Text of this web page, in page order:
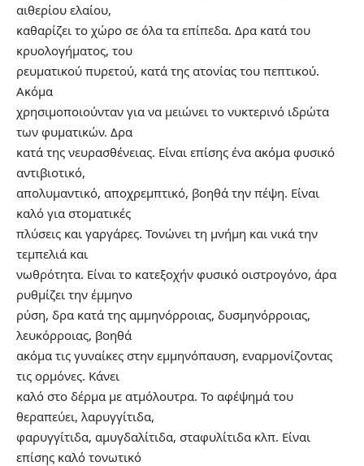
αιθερίου ελαίου,
καθαρίζει το χώρο σε όλα τα επίπεδα. Δρα κατά του
κρυολογήματος, του
ρευματικού πυρετού, κατά της ατονίας του πεπτικού.
Ακόμα
χρησιμοποιούνταν για να μειώνει το νυκτερινό ιδρώτα
των φυματικών. Δρα
κατά της νευρασθένειας. Είναι επίσης ένα ακόμα φυσικό
αντιβιοτικό,
απολυμαντικό, αποχρεμπτικό, βοηθά την πέψη. Είναι
καλό για στοματικές
πλύσεις και γαργάρες. Τονώνει τη μνήμη και νικά την
τεμπελιά και
νωθρότητα. Είναι το κατεξοχήν φυσικό οιστρογόνο, άρα
ρυθμίζει την έμμηνο
ρύση, δρα κατά της αμμηνόρροιας, δυσμηνόρροιας,
λευκόρροιας, βοηθά
ακόμα τις γυναίκες στην εμμηνόπαυση, εναρμονίζοντας
τις ορμόνες. Κάνει
καλό στο δέρμα με ατμόλουτρα. Το αφέψημά του
θεραπεύει, λαρυγγίτιδα,
φαρυγγίτιδα, αμυγδαλίτιδα, σταφυλίτιδα κλπ. Είναι
επίσης καλό τονωτικό